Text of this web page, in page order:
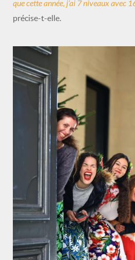
que cette année, j’ai 7 niveaux avec
précise-t-elle.